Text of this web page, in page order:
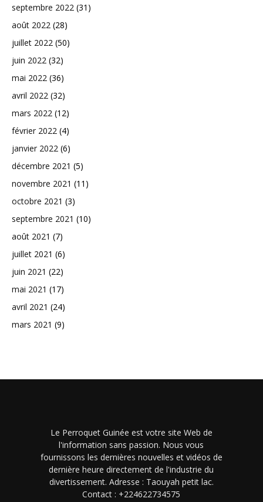
septembre 2022 (31)
août 2022 (28)
juillet 2022 (50)
juin 2022 (32)
mai 2022 (36)
avril 2022 (32)
mars 2022 (12)
février 2022 (4)
janvier 2022 (6)
décembre 2021 (5)
novembre 2021 (11)
octobre 2021 (3)
septembre 2021 (10)
août 2021 (7)
juillet 2021 (6)
juin 2021 (22)
mai 2021 (17)
avril 2021 (24)
mars 2021 (9)
Le Perroquet Guinée est votre site Web de
l'information sans passion. Nous vous
fournissons les dernières nouvelles et vidéos de
dernière heure directement de l'industrie du
divertissement. Adresse : Taouyah petit lac.
Contact : +224622734575